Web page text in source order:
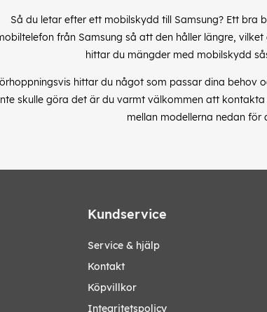
Så du letar efter ett mobilskydd till Samsung? Ett
från Samsung så att den håller längre,
hittar du mängder med mobilskydd
hittar du något som passar dina behov
skulle göra det är du varmt välkommen att
mellan modellerna nedan
Kundservice
Service & hjälp
Kontakt
Köpvillkor
Integritetspolicy